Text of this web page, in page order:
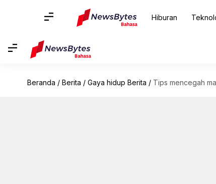
Hiburan
Beranda / Berita / Gaya hidup Berita / Tips mencegah